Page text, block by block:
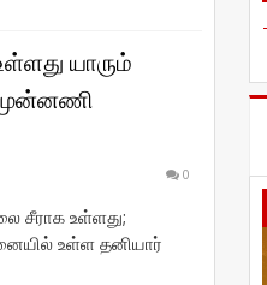
யாரும்
0
சீராக உள்ளது;
உள்ள தனியார்